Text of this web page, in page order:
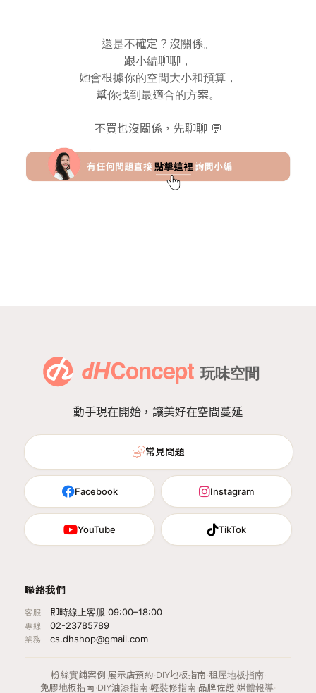
還是不確定？沒關係。
跟小編聊聊，
她會根據你的空間大小和預算，
幫你找到最適合的方案。
不買也沒關係，先聊聊 💬
動手現在開始，讓美好在空間蔓延
常見問題
Facebook Instagram
YouTube TikTok
聯絡我們
客服 即時線上客服 09:00–18:00
專線 02-23785789
業務 cs.dhshop@gmail.com
粉絲實鋪案例 ·展示店預約·DIY地板指南 ·租屋地板指南·
免膠地板指南 ·DIY油漆指南·輕裝修指南·品牌佐證·媒體報導·